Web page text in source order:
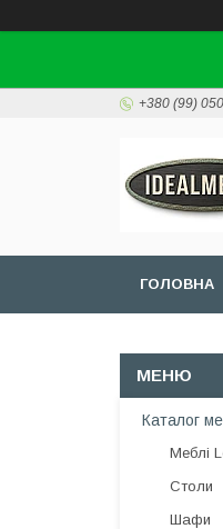
+380 (99)
ГОЛОВНА
Каталог
Меблі
Столи
Шафи